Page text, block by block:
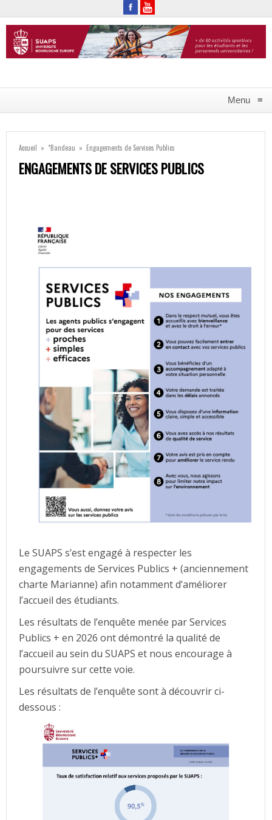
Menu ≡
Accueil » *Bandeau » Engagements de Services Publics
ENGAGEMENTS DE SERVICES PUBLICS
Le SUAPS s’est engagé à respecter les
engagements de Services Publics + (anciennement
charte Marianne) afin notamment d’améliorer
l’accueil des étudiants.
Les résultats de l’enquête menée par Services
Publics + en 2026 ont démontré la qualité de
l’accueil au sein du SUAPS et nous encourage à
poursuivre sur cette voie.
Les résultats de l’enquête sont à découvrir ci-
dessous :